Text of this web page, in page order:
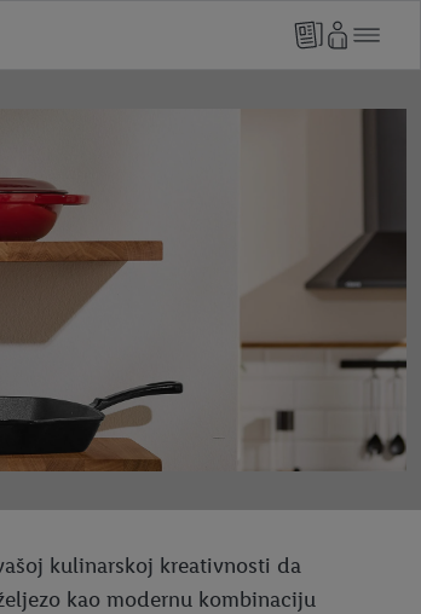
kulinarskoj kreativnosti da
kao modernu kombinaciju